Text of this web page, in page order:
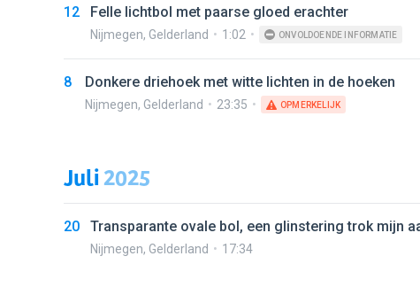
12 Felle lichtbol met paarse gloed erachter
Nijmegen, Gelderland 1:02 ONVOLDOENDE INFORMATIE
8 Donkere driehoek met witte lichten in de hoeken
Nijmegen, Gelderland 23:35 OPMERKELIJK
Juli2025
20 Transparante ovale bol, een glinstering trok mijn
Nijmegen, Gelderland 17:34